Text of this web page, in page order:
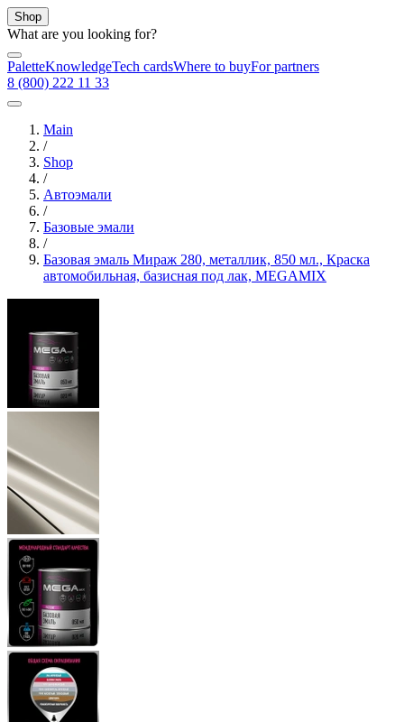
Shop
What are you looking for?
PaletteKnowledgeTech cardsWhere to buyFor partners
8 (800) 222 11 33
Main
/
Shop
/
Автоэмали
/
Базовые эмали
/
Базовая эмаль Мираж 280, металлик, 850 мл., Краска
автомобильная, базисная под лак, MEGAMIX